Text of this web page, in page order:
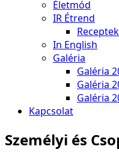
Életmód
IR Étrend
Receptek
In English
Galéria
Galéria
Galéria
Galéria
Kapcsolat
Személyi és